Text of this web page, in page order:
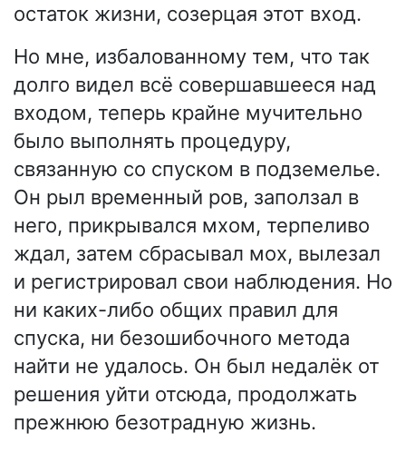
остаток жизни, созерцая этот вход.
Но мне, избалованному тем, что так
долго видел всё совершавшееся над
входом, теперь крайне мучительно
было выполнять процедуру,
связанную со спуском в подземелье.
Он рыл временный ров, заползал в
него, прикрывался мхом, терпеливо
ждал, затем сбрасывал мох, вылезал
и регистрировал свои наблюдения. Но
ни каких-либо общих правил для
спуска, ни безошибочного метода
найти не удалось. Он был недалёк от
решения уйти отсюда, продолжать
прежнюю безотрадную жизнь.